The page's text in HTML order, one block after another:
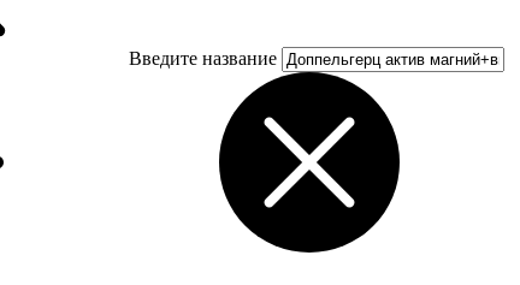
Введите название